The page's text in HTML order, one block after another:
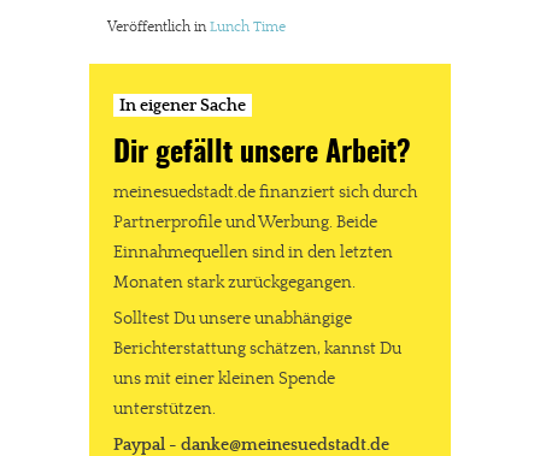
Veröffentlich in Lunch Time
In eigener Sache
Dir gefällt unsere Arbeit?
meinesuedstadt.de finanziert sich durch
Partnerprofile und Werbung. Beide
Einnahmequellen sind in den letzten
Monaten stark zurückgegangen.
Solltest Du unsere unabhängige
Berichterstattung schätzen, kannst Du
uns mit einer kleinen Spende
unterstützen.
Paypal - danke@meinesuedstadt.de